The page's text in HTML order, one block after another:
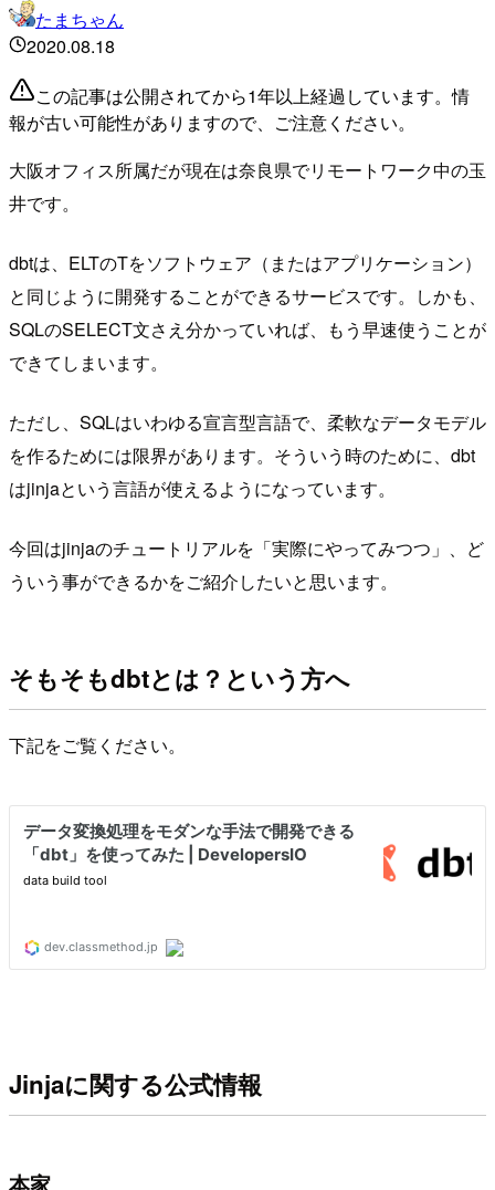
たまちゃん
2020.08.18
この記事は公開されてから1年以上経過しています。情
報が古い可能性がありますので、ご注意ください。
大阪オフィス所属だが現在は奈良県でリモートワーク中の玉
井です。
dbtは、ELTのTをソフトウェア（またはアプリケーション）
と同じように開発することができるサービスです。しかも、
SQLのSELECT文さえ分かっていれば、もう早速使うことが
できてしまいます。
ただし、SQLはいわゆる宣言型言語で、柔軟なデータモデル
を作るためには限界があります。そういう時のために、dbt
はjinjaという言語が使えるようになっています。
今回はjinjaのチュートリアルを「実際にやってみつつ」、ど
ういう事ができるかをご紹介したいと思います。
そもそもdbtとは？という方へ
下記をご覧ください。
Jinjaに関する公式情報
本家